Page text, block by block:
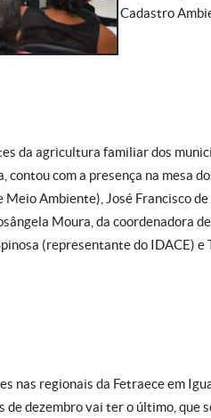
Cadastro
da agricultura familiar dos
contou com a presença na mesa
Ambiente), José Francisco
Moura, da coordenadora
(representante do IDACE) e
nas regionais da Fetraece em
dezembro vai ter o último, que